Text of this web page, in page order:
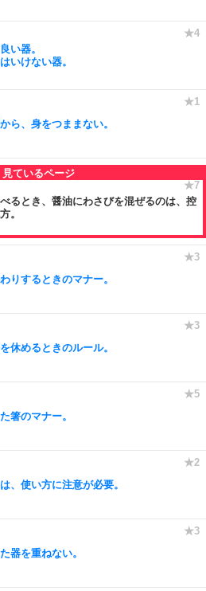
い器。
いけない器。
ら、身をつままない。
るとき、醤油にわさびを混ぜるのは、控
。
りするときのマナー。
休めるときのルール。
箸のマナー。
、使い方に注意が必要。
器を重ねない。